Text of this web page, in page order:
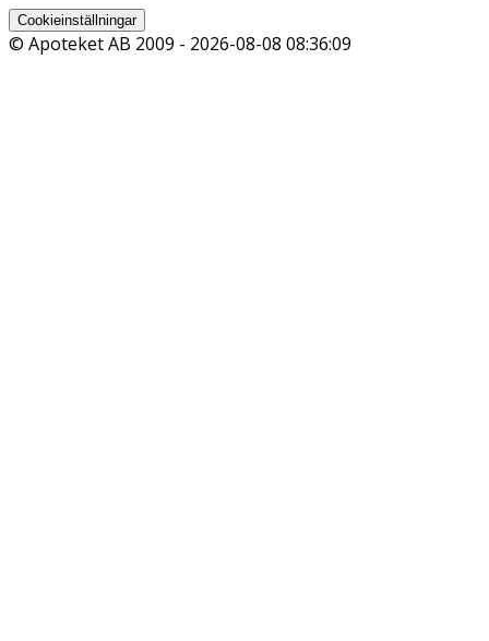
Cookieinställningar
© Apoteket AB 2009 - 2026-08-08 08:36:09